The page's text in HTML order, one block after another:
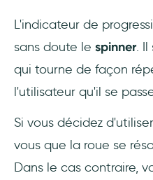
L'indicateur de
sans doute le spinner. Il
qui tourne de façon
l'utilisateur qu'il se
Si vous décidez
vous que la roue se
Dans le cas contraire,